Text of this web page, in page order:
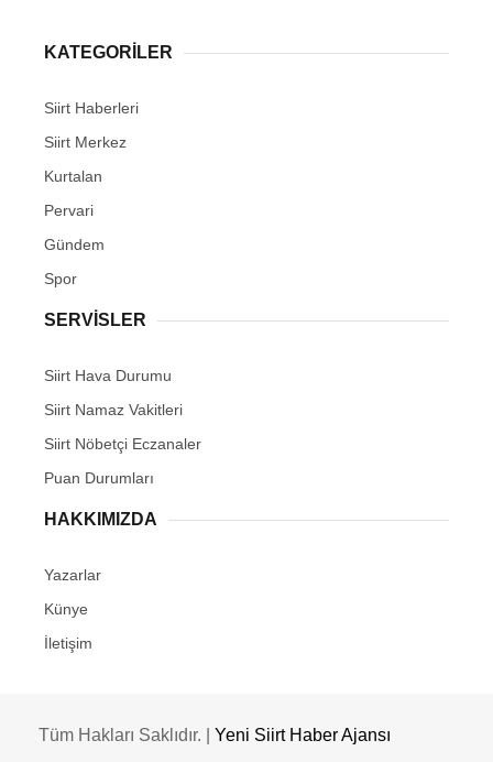
KATEGORİLER
Siirt Haberleri
Siirt Merkez
Kurtalan
Pervari
Gündem
Spor
SERVİSLER
Siirt Hava Durumu
Siirt Namaz Vakitleri
Siirt Nöbetçi Eczanaler
Puan Durumları
HAKKIMIZDA
Yazarlar
Künye
İletişim
Tüm Hakları Saklıdır. | Yeni Siirt Haber Ajansı